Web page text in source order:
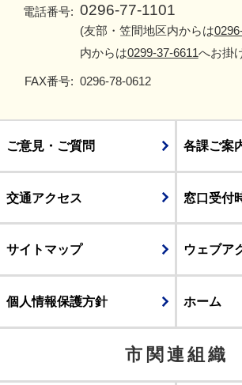
電話番号: 0296-77-1101
(友部・笠間地区内からは
内からは0299-37-6611へお掛
FAX番号: 0296-78-0612
ご意見・ご質問 各課ご案
交通アクセス 窓口受付
サイトマップ ウェブア
個人情報保護方針 ホーム
市関連組織